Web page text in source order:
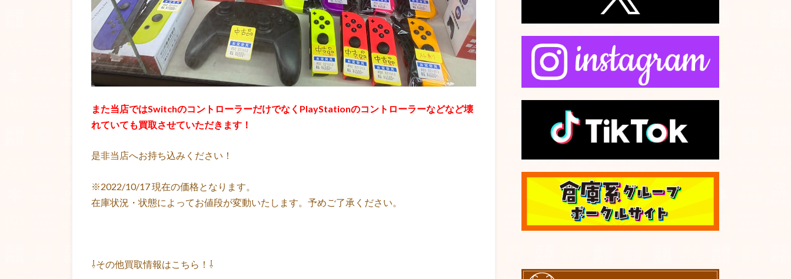
また当店ではSwitchのコントローラーだけでなくPlayStationのコントローラーなどなど壊
れていても買取させていただきます！
是非当店へお持ち込みください！
※2022/10/17 現在の価格となります。
在庫状況・状態によってお値段が変動いたします。予めご了承ください。
⇩その他買取情報はこちら！⇩